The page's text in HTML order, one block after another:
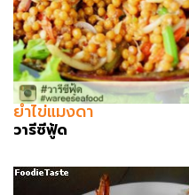
ยำไข่แมงดา
วารีซีฟู้ด